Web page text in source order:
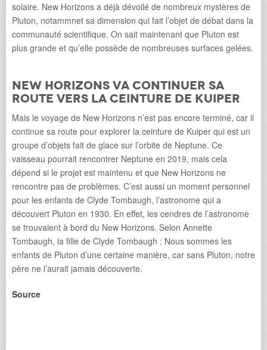
solaire. New Horizons a déjà dévoilé de nombreux mystères de
Pluton, notammnet sa dimension qui fait l’objet de débat dans la
communauté scientifique. On sait maintenant que Pluton est
plus grande et qu’elle possède de nombreuses surfaces gelées.
New Horizons va continuer sa
route vers la ceinture de Kuiper
Mais le voyage de New Horizons n’est pas encore terminé, car il
continue sa route pour explorer la ceinture de Kuiper qui est un
groupe d’objets fait de glace sur l’orbite de Neptune. Ce
vaisseau pourrait rencontrer Neptune en 2019, mais cela
dépend si le projet est maintenu et que New Horizons ne
rencontre pas de problèmes. C’est aussi un moment personnel
pour les enfants de Clyde Tombaugh, l’astronome qui a
découvert Pluton en 1930. En effet, les cendres de l’astronome
se trouvaient à bord du New Horizons. Selon Annette
Tombaugh, la fille de Clyde Tombaugh : Nous sommes les
enfants de Pluton d’une certaine manière, car sans Pluton, notre
père ne l’aurait jamais découverte.
Source